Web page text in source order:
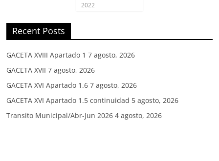
2022
Recent Posts
GACETA XVIII Apartado 1 7 agosto, 2026
GACETA XVII 7 agosto, 2026
GACETA XVI Apartado 1.6 7 agosto, 2026
GACETA XVI Apartado 1.5 continuidad 5 agosto, 2026
Transito Municipal/Abr-Jun 2026 4 agosto, 2026